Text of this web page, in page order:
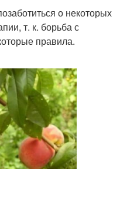
о некоторых
т. к. борьба с
правила.